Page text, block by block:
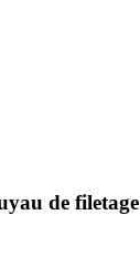
de filetage